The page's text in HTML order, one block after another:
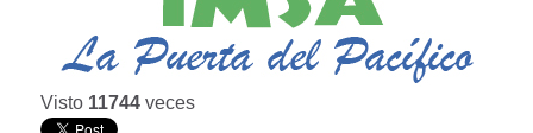
Visto 11744 veces